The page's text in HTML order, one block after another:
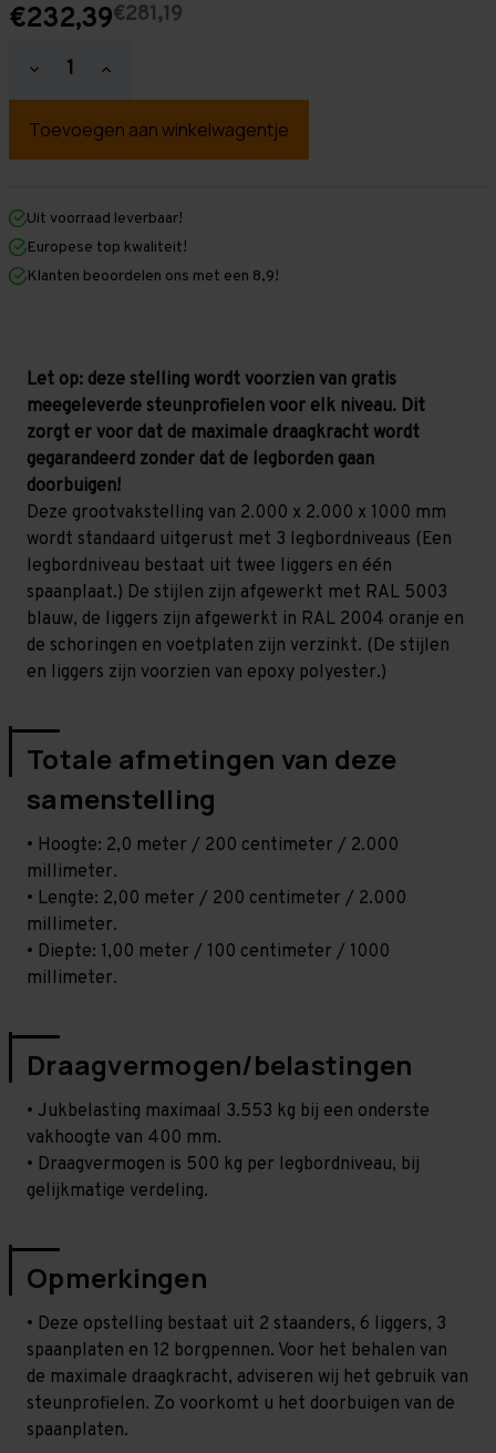
€232,39€281,19
Hoeveelheid
verlagen
Grootvakstelling
mm
mm
x
1.000
mm
1.850
mm)
Hoeveelheid
verhogen
Grootvakstelling
mm
mm
1.000
mm
1.850
mm)
Uit voorraad leverbaar!
Europese top kwaliteit!
Klanten beoordelen ons met een 8,9!
Let op: deze stelling wordt voorzien van gratis
meegeleverde steunprofielen voor elk niveau. Dit
zorgt er voor dat de maximale draagkracht wordt
gegarandeerd zonder dat de legborden gaan
doorbuigen!
Deze grootvakstelling van 2.000 x 2.000 x 1000 mm
wordt standaard uitgerust met 3 legbordniveaus (Een
legbordniveau bestaat uit twee liggers en één
spaanplaat.) De stijlen zijn afgewerkt met RAL 5003
blauw, de liggers zijn afgewerkt in RAL 2004 oranje en
de schoringen en voetplaten zijn verzinkt. (De stijlen
en liggers zijn voorzien van epoxy polyester.)
Totale afmetingen van deze
samenstelling
• Hoogte: 2,0 meter / 200 centimeter / 2.000
millimeter.
• Lengte: 2,00 meter / 200 centimeter / 2.000
millimeter.
• Diepte: 1,00 meter / 100 centimeter / 1000
millimeter.
Draagvermogen/belastingen
• Jukbelasting maximaal 3.553 kg bij een onderste
vakhoogte van 400 mm.
• Draagvermogen is 500 kg per legbordniveau, bij
gelijkmatige verdeling.
Opmerkingen
• Deze opstelling bestaat uit 2 staanders, 6 liggers, 3
spaanplaten en 12 borgpennen. Voor het behalen van
de maximale draagkracht, adviseren wij het gebruik van
steunprofielen. Zo voorkomt u het doorbuigen van de
spaanplaten.